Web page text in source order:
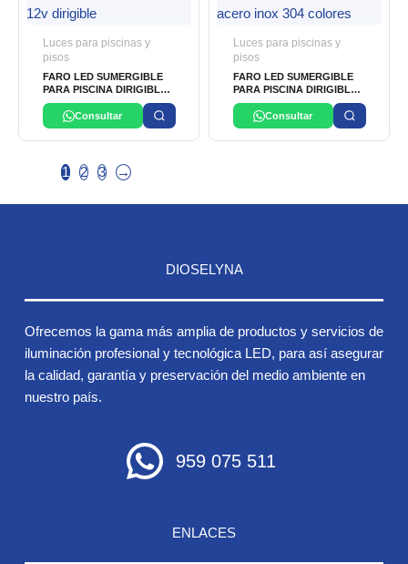
Luces para piscinas y
pisos
FARO LED SUMERGIBLE
PARA PISCINA DIRIGIBLE
DE 12W RGB SMD IP68 12V
SIELEDConsultar
Luces para piscinas y
pisos
FARO LED SUMERGIBLE
PARA PISCINA DIRIGIBLE
DE 12X1W RGB
(COLORES) SMD IP68 12V
OSLER
Consultar
1 2 3 →
DIOSELYNA
Ofrecemos la gama más amplia de productos y servicios de
iluminación profesional y tecnológica LED, para así asegurar
la calidad, garantía y preservación del medio ambiente en
nuestro país.
959 075 511
ENLACES